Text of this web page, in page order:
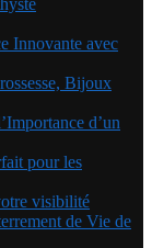
Innovante avec
Bijoux
d’un
pour les
visibilité
de Vie de